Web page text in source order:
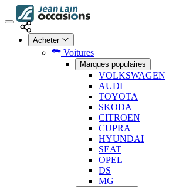
Acheter
Voitures
Marques populaires
VOLKSWAGEN
AUDI
TOYOTA
SKODA
CITROEN
CUPRA
HYUNDAI
SEAT
OPEL
DS
MG